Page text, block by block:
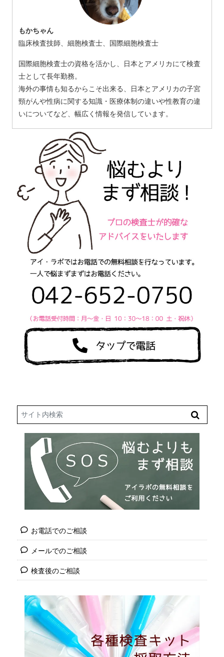
もかちゃん
臨床検査技師、細胞検査士、国際細胞検査士
国際細胞検査士の資格を活かし、日本とアメリカにて検査
士として長年勤務。
海外の事情も知るからこそ出来る、日本とアメリカの子宮
頸がんや性病に関する知識・医療体制の違いや性教育の違
いについてなど、幅広く情報を発信しています。
Search
お電話でのご相談
メールでのご相談
検査後のご相談